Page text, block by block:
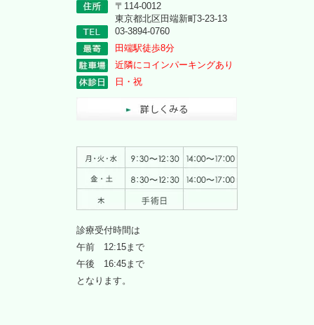
〒114-0012
東京都北区田端新町3-23-13
03-3894-0760
田端駅徒歩8分
近隣にコインパーキングあり
日・祝
診療受付時間は
午前 12:15まで
午後 16:45まで
となります。